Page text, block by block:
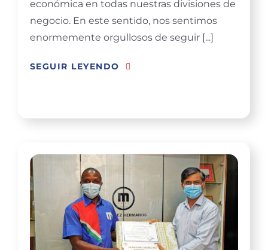
económica en todas nuestras divisiones de
negocio. En este sentido, nos sentimos
enormemente orgullosos de seguir [...]
SEGUIR LEYENDO